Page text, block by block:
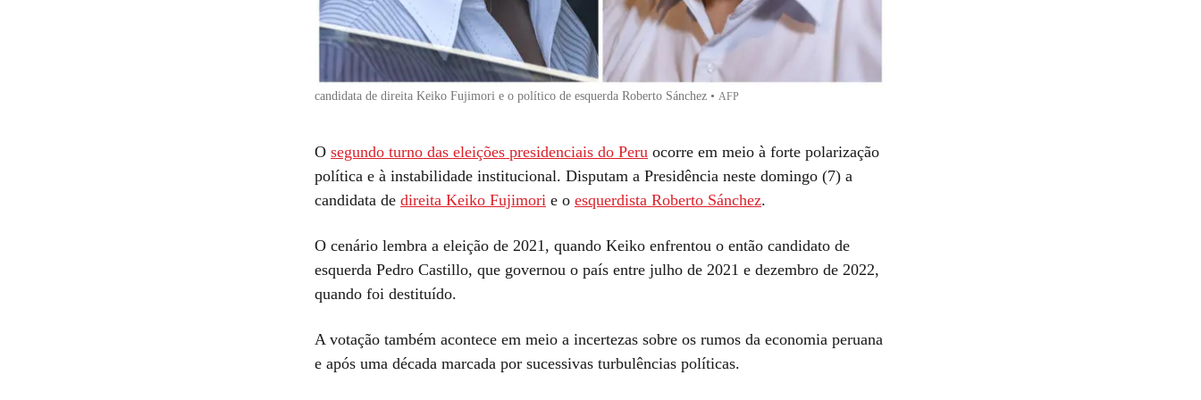
candidata de direita Keiko Fujimori e o político de esquerda Roberto Sánchez • AFP
O segundo turno das eleições presidenciais do Peru ocorre em meio à forte polarização
política e à instabilidade institucional. Disputam a Presidência neste domingo (7) a
candidata de direita Keiko Fujimori e o esquerdista Roberto Sánchez.
O cenário lembra a eleição de 2021, quando Keiko enfrentou o então candidato de
esquerda Pedro Castillo, que governou o país entre julho de 2021 e dezembro de 2022,
quando foi destituído.
A votação também acontece em meio a incertezas sobre os rumos da economia peruana
e após uma década marcada por sucessivas turbulências políticas.